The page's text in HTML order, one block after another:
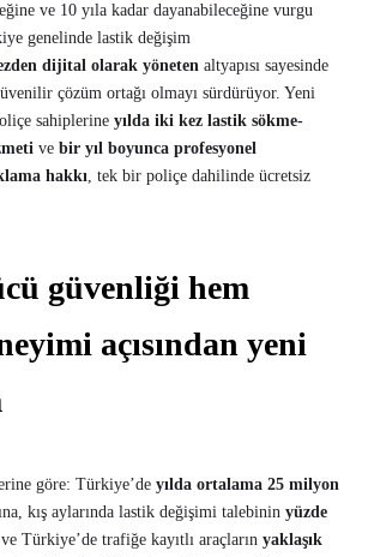
ve 10 yıla kadar dayanabileceğine vurgu
genelinde lastik değişim
dijital olarak yöneten altyapısı sayesinde
çözüm ortağı olmayı sürdürüyor. Yeni
sahiplerine yılda iki kez lastik sökme-
ve bir yıl boyunca profesyonel
hakkı, tek bir poliçe dahilinde ücretsiz
güvenliği hem
açısından yeni
göre: Türkiye’de yılda ortalama 25 milyon
kış aylarında lastik değişimi talebinin yüzde
Türkiye’de trafiğe kayıtlı araçların yaklaşık